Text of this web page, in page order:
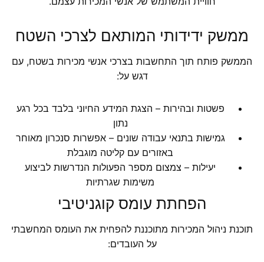
ממשק ידידותי המותאם לצרכי השטח
הממשק פותח תוך התחשבות בצרכי אנשי מכירות בשטח, עם
דגש על:
פשטות ובהירות – הצגת המידע החיוני בלבד בכל רגע
נתון
גמישות בתנאי עבודה שונים – אפשרות סנכרון מאוחר
באזורים עם קליטה מוגבלת
יעילות – צמצום מספר הפעולות הנדרשות לביצוע
משימות שגרתיות
הפחתת עומס קוגניטיבי
תוכנת ניהול המכירות מתוכננת להפחית את העומס המחשבתי
על העובדים: